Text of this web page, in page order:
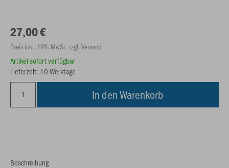
27,00 €
Preis inkl. 19% MwSt. zzgl. Versand
Artikel sofort verfügbar
Lieferzeit: 10 Werktage
In den Warenkorb
Beschreibung